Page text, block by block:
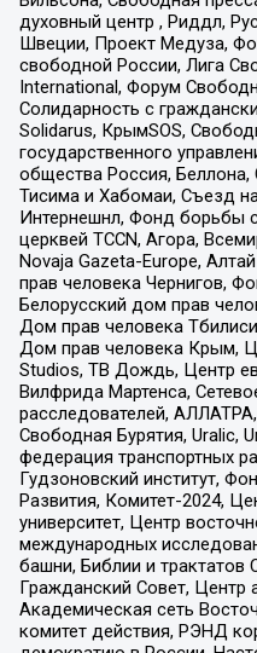
духовный центр , Риддл,
Швеции, Проект Медуза,
свободной России, Лига
International, Форум
Солидарность с
Solidarus, КрымSOS,
государственного
общества Россия,
Тисима и Хабомаи, Съезд
Интернешнл, Фонд борьбы
церквей TCCN, Агора,
Novaja Gazeta-Europe,
прав человека Чернигов,
Белорусский дом прав
Дом прав человека
Дом прав человека Крым,
Studios, ТВ Дождь, Центр
Вилфрида Мартенса,
расследователей,
Свободная Бурятия, Uralic,
федерация транспортных
Гудзоновский институт,
Развития, Комитет-2024,
университет, Центр
международных
башни, Библии и трактатов
Гражданский Совет, Центр
Академическая сеть
комитет действия, РЭНД